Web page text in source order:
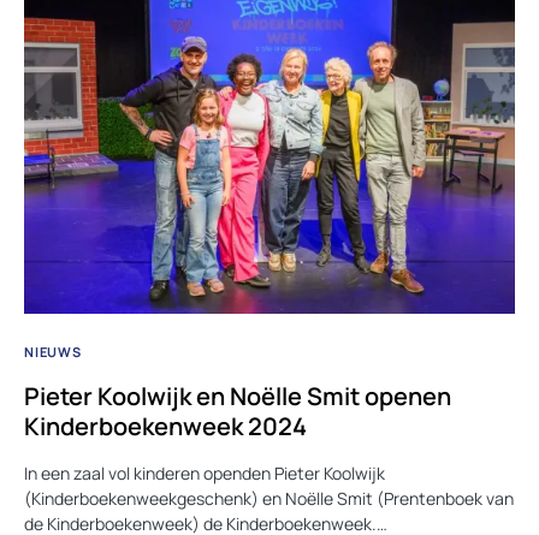
NIEUWS
Pieter Koolwijk en Noëlle Smit openen
Kinderboekenweek 2024
In een zaal vol kinderen openden Pieter Koolwijk
(Kinderboekenweekgeschenk) en Noëlle Smit (Prentenboek van
de Kinderboekenweek) de Kinderboekenweek.…